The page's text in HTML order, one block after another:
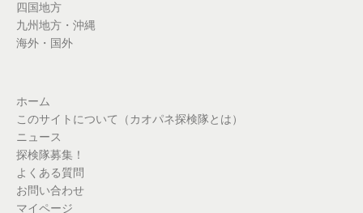
四国地方
九州地方・沖縄
海外・国外
ホーム
このサイトについて（カオパネ探検隊とは）
ニュース
探検隊募集！
よくある質問
お問い合わせ
マイページ